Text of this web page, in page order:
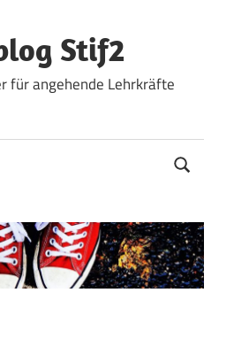
Stif2
für angehende Lehrkräfte